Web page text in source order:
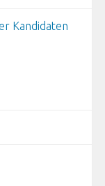
Kandidaten